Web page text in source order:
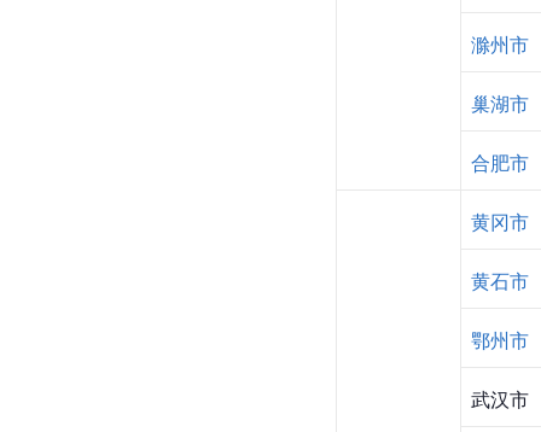
滁州市
巢湖市
合肥市
黄冈市
黄石市
鄂州市
武汉市